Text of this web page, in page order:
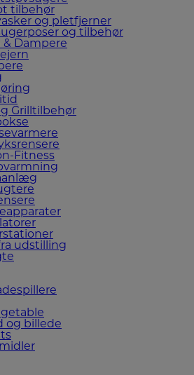
tilbehør
og pletfjerner
og tilbehør
& Dampere
Grilltilbehør
Fitness
udstilling
og billede